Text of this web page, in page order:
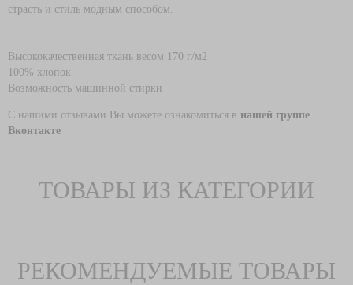
страсть и стиль модным способом.
Высококачественная ткань весом 170 г/м2
100% хлопок
Возможность машинной стирки
С нашими отзывами Вы можете ознакомиться в нашей группе
Вконтакте
ТОВАРЫ ИЗ КАТЕГОРИИ
РЕКОМЕНДУЕМЫЕ ТОВАРЫ